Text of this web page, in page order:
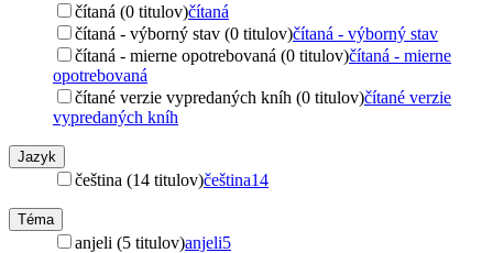
čítaná (0 titulov)čítaná
čítaná - výborný stav (0 titulov)čítaná - výborný stav
čítaná - mierne opotrebovaná (0 titulov)čítaná - mierne
opotrebovaná
čítané verzie vypredaných kníh (0 titulov)čítané verzie
vypredaných kníh
Jazyk
čeština (14 titulov)čeština14
Téma
anjeli (5 titulov)anjeli5